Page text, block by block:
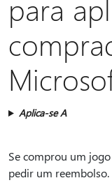
para
Aplica-se A
Se comprou um
pedir um reembolso.